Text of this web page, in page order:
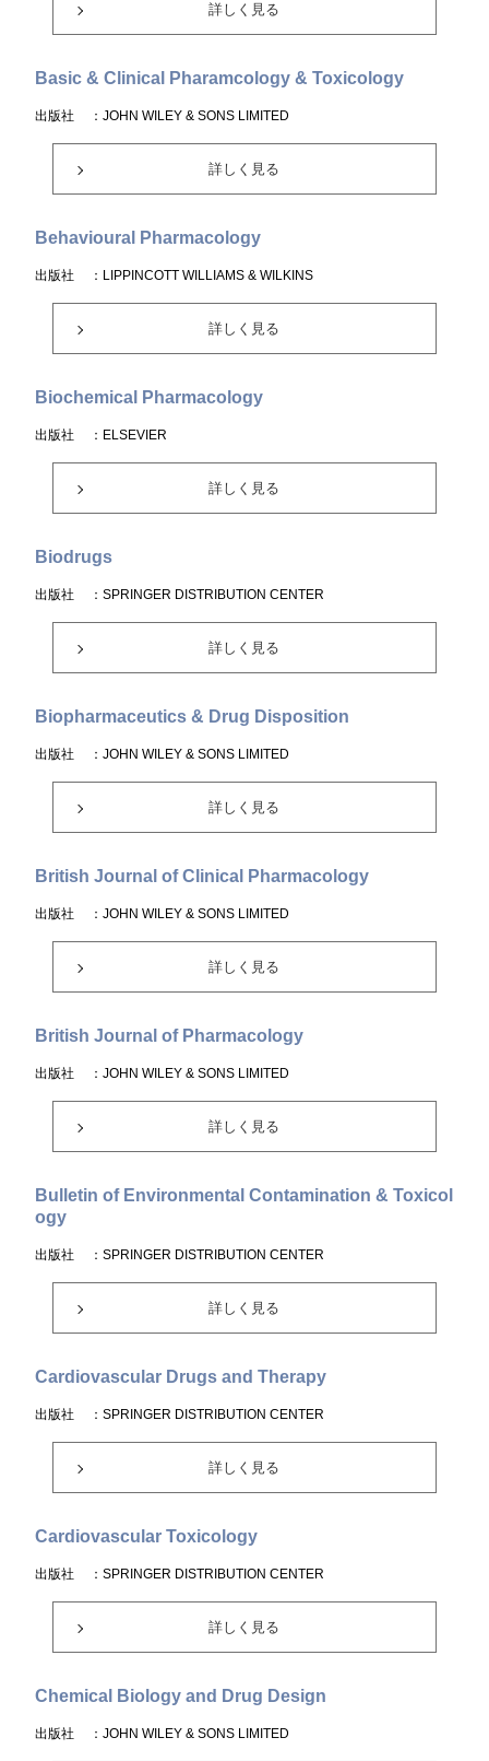
詳しく見る
Basic & Clinical Pharamcology & Toxicology
出版社 ：JOHN WILEY & SONS LIMITED
詳しく見る
Behavioural Pharmacology
出版社 ：LIPPINCOTT WILLIAMS & WILKINS
詳しく見る
Biochemical Pharmacology
出版社 ：ELSEVIER
詳しく見る
Biodrugs
出版社 ：SPRINGER DISTRIBUTION CENTER
詳しく見る
Biopharmaceutics & Drug Disposition
出版社 ：JOHN WILEY & SONS LIMITED
詳しく見る
British Journal of Clinical Pharmacology
出版社 ：JOHN WILEY & SONS LIMITED
詳しく見る
British Journal of Pharmacology
出版社 ：JOHN WILEY & SONS LIMITED
詳しく見る
Bulletin of Environmental Contamination & Toxicol
ogy
出版社 ：SPRINGER DISTRIBUTION CENTER
詳しく見る
Cardiovascular Drugs and Therapy
出版社 ：SPRINGER DISTRIBUTION CENTER
詳しく見る
Cardiovascular Toxicology
出版社 ：SPRINGER DISTRIBUTION CENTER
詳しく見る
Chemical Biology and Drug Design
出版社 ：JOHN WILEY & SONS LIMITED